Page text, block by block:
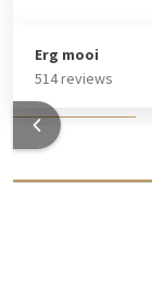
Erg mooi
514 reviews